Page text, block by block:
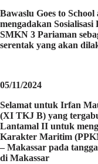
Bawaslu Goes to
mengadakan
SMKN 3 Pariaman
serentak yang akan
05/11/2024
Selamat untuk Irfan
(XI TKJ B) yang
Lantamal II untuk
Karakter Maritim
– Makassar pada
di Makassar